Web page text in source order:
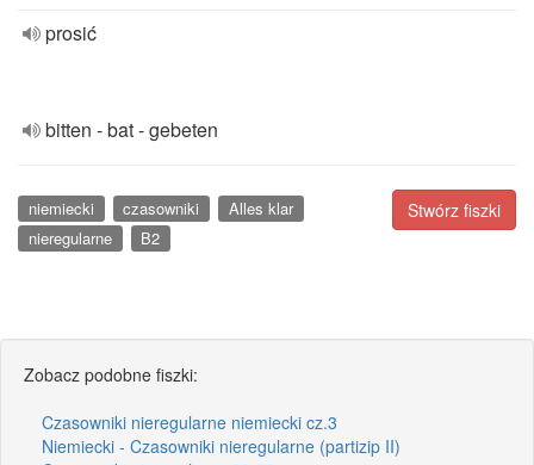
prosić
bitten - bat - gebeten
Stwórz fiszki
niemiecki czasowniki
Alles klar
nieregularne
B2
Zobacz podobne fiszki:
Czasowniki nieregularne niemiecki cz.3
Niemiecki - Czasowniki nieregularne (partizip II)